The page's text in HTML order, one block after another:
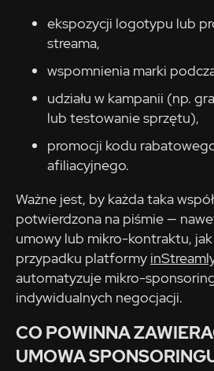
ekspozycji logotypu lub
streama,
wspomnienia marki
udziału w kampanii (np.
lub testowanie sprzętu),
promocji kodu
afiliacyjnego.
Ważne jest, by każda taka
potwierdzona na piśmie —
umowy lub mikro-kontraktu,
przypadku platformy
automatyzuje mikro-
indywidualnych negocjacji.
CO POWINNA
UMOWA